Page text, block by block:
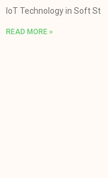
IoT Technology in Soft St
READ MORE »